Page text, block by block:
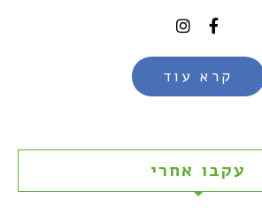
קרא עוד
עקבו אחרי